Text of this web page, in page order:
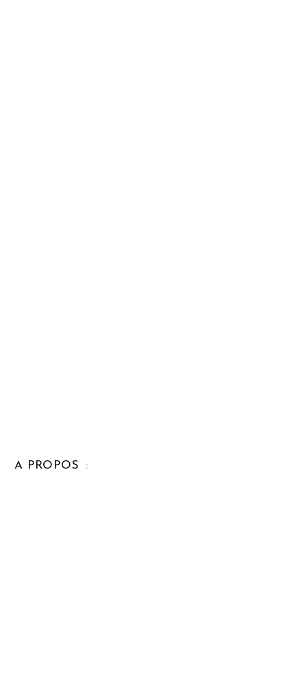
A PROPOS